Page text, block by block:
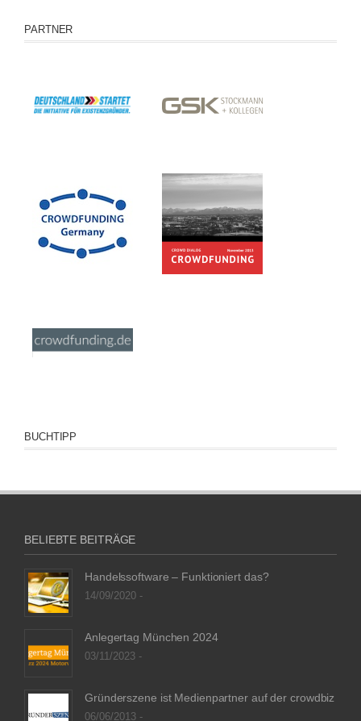
PARTNER
BUCHTIPP
BELIEBTE BEITRÄGE
Handelssoftware – Funktioniert das?
14/09/2020 -
Anlegertag München 2024
03/11/2023 -
Gründerszene ist Medienpartner auf der crowdbiz
06/06/2013 -